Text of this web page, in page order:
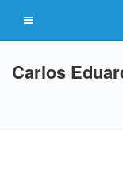
Carlos